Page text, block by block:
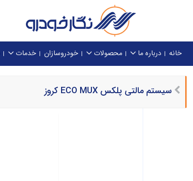
خانه درباره ما محصولات خودروسازان خدمات
سیستم مالتی پلکس ECO MUX کروز